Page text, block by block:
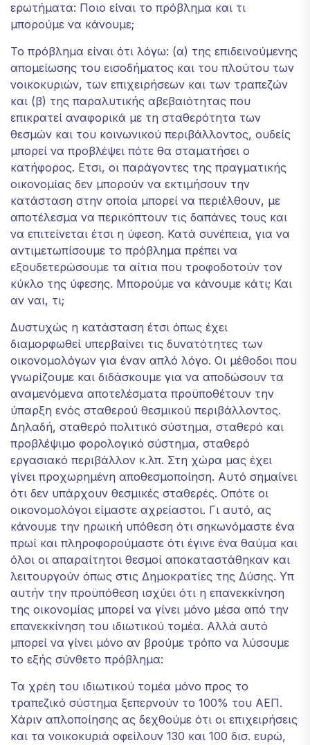
ερωτήματα: Ποιο είναι το πρόβλημα και τι
μπορούμε να κάνουμε;
Το πρόβλημα είναι ότι λόγω: (α) της επιδεινούμενης
απομείωσης του εισοδήματος και του πλούτου των
νοικοκυριών, των επιχειρήσεων και των τραπεζών
και (β) της παραλυτικής αβεβαιότητας που
επικρατεί αναφορικά με τη σταθερότητα των
θεσμών και του κοινωνικού περιβάλλοντος, ουδείς
μπορεί να προβλέψει πότε θα σταματήσει ο
κατήφορος. Ετσι, οι παράγοντες της πραγματικής
οικονομίας δεν μπορούν να εκτιμήσουν την
κατάσταση στην οποία μπορεί να περιέλθουν, με
αποτέλεσμα να περικόπτουν τις δαπάνες τους και
να επιτείνεται έτσι η ύφεση. Κατά συνέπεια, για να
αντιμετωπίσουμε το πρόβλημα πρέπει να
εξουδετερώσουμε τα αίτια που τροφοδοτούν τον
κύκλο της ύφεσης. Μπορούμε να κάνουμε κάτι; Και
αν ναι, τι;
Δυστυχώς η κατάσταση έτσι όπως έχει
διαμορφωθεί υπερβαίνει τις δυνατότητες των
οικονομολόγων για έναν απλό λόγο. Οι μέθοδοι που
γνωρίζουμε και διδάσκουμε για να αποδώσουν τα
αναμενόμενα αποτελέσματα προϋποθέτουν την
ύπαρξη ενός σταθερού θεσμικού περιβάλλοντος.
Δηλαδή, σταθερό πολιτικό σύστημα, σταθερό και
προβλέψιμο φορολογικό σύστημα, σταθερό
εργασιακό περιβάλλον κ.λπ. Στη χώρα μας έχει
γίνει προχωρημένη αποθεσμοποίηση. Αυτό σημαίνει
ότι δεν υπάρχουν θεσμικές σταθερές. Οπότε οι
οικονομολόγοι είμαστε αχρείαστοι. Γι αυτό, ας
κάνουμε την ηρωική υπόθεση ότι σηκωνόμαστε ένα
πρωί και πληροφορούμαστε ότι έγινε ένα θαύμα και
όλοι οι απαραίτητοι θεσμοί αποκαταστάθηκαν και
λειτουργούν όπως στις Δημοκρατίες της Δύσης. Υπ
αυτήν την προϋπόθεση ισχύει ότι η επανεκκίνηση
της οικονομίας μπορεί να γίνει μόνο μέσα από την
επανεκκίνηση του ιδιωτικού τομέα. Αλλά αυτό
μπορεί να γίνει μόνο αν βρούμε τρόπο να λύσουμε
το εξής σύνθετο πρόβλημα:
Τα χρέη του ιδιωτικού τομέα μόνο προς το
τραπεζικό σύστημα ξεπερνούν το 100% του ΑΕΠ.
Χάριν απλοποίησης ας δεχθούμε ότι οι επιχειρήσεις
και τα νοικοκυριά οφείλουν 130 και 100 δισ. ευρώ,